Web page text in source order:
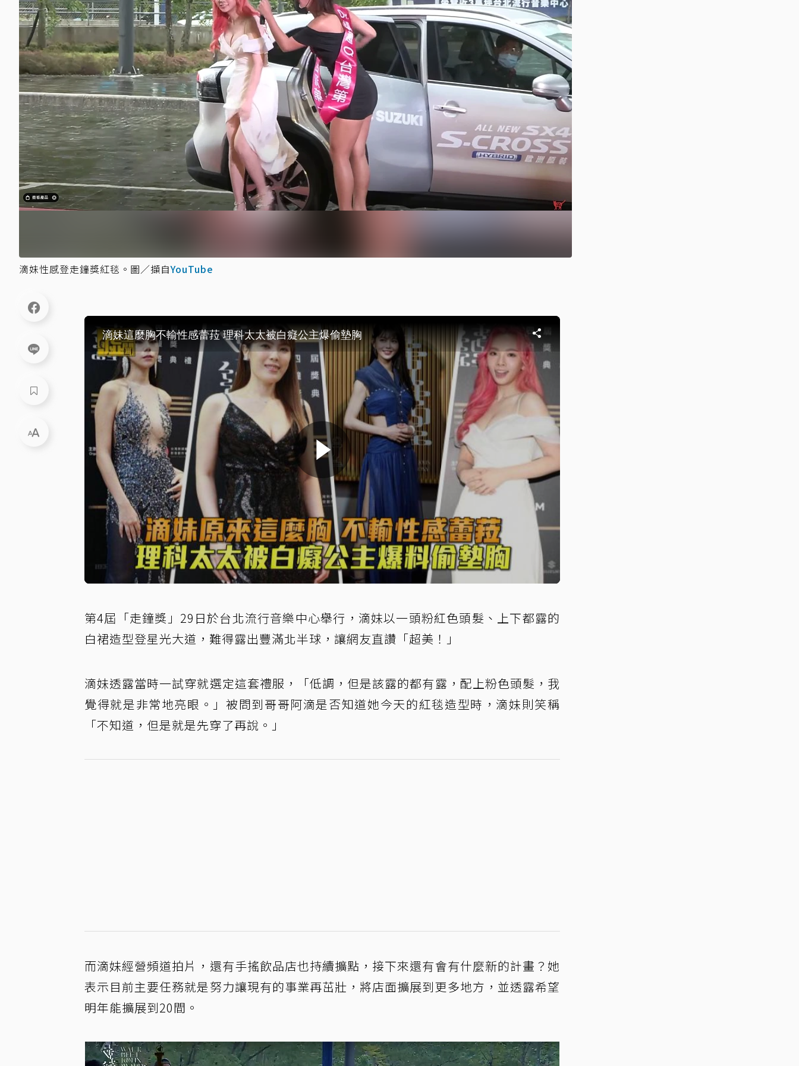
滴妹性感登走鐘獎紅毯。圖／擷自YouTube
第4屆「走鐘獎」29日於台北流行音樂中心舉行，滴妹以一頭粉紅色頭髮、上下都露的
白裙造型登星光大道，難得露出豐滿北半球，讓網友直讚「超美！」
滴妹透露當時一試穿就選定這套禮服，「低調，但是該露的都有露，配上粉色頭髮，我
覺得就是非常地亮眼。」被問到哥哥阿滴是否知道她今天的紅毯造型時，滴妹則笑稱
「不知道，但是就是先穿了再說。」
而滴妹經營頻道拍片，還有手搖飲品店也持續擴點，接下來還有會有什麼新的計畫？她
表示目前主要任務就是努力讓現有的事業再茁壯，將店面擴展到更多地方，並透露希望
明年能擴展到20間。